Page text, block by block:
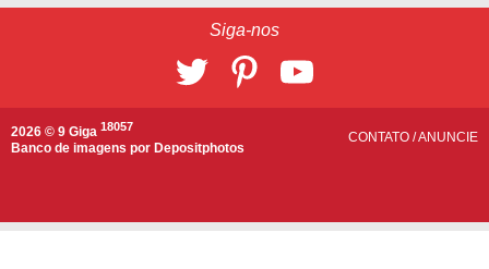
Siga-nos
2026 © 9 Giga 18057
Banco de imagens por Depositphotos
CONTATO /ANUNCIE